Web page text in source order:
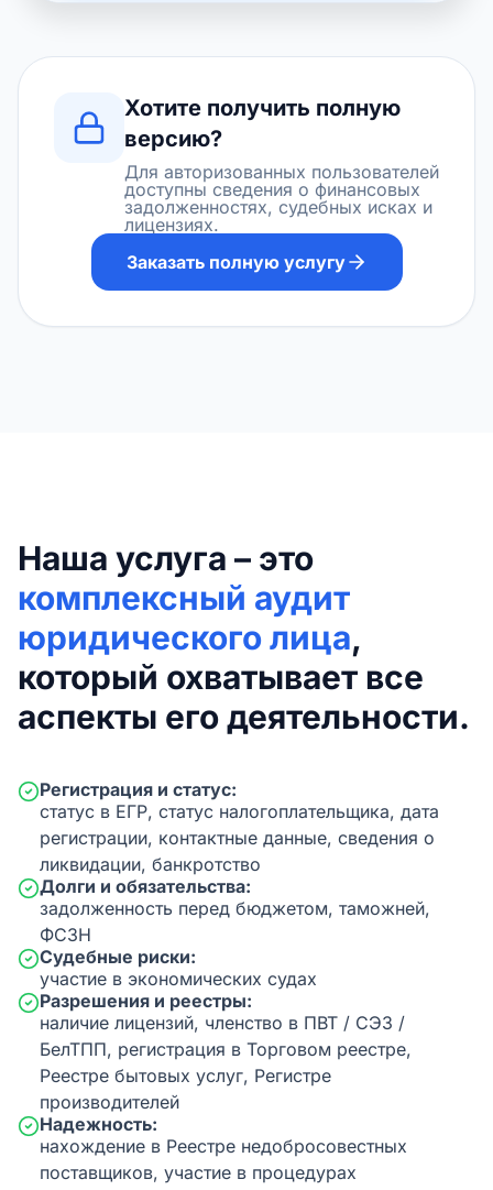
Хотите получить полную
версию?
Для авторизованных пользователей
доступны сведения о финансовых
задолженностях, судебных исках и
лицензиях.
Заказать полную услугу
Наша услуга – это
комплексный аудит
юридического лица,
который охватывает все
аспекты его деятельности.
Регистрация и статус:
статус в ЕГР, статус налогоплательщика, дата
регистрации, контактные данные, сведения о
ликвидации, банкротство
Долги и обязательства:
задолженность перед бюджетом, таможней,
ФСЗН
Судебные риски:
участие в экономических судах
Разрешения и реестры:
наличие лицензий, членство в ПВТ / СЭЗ /
БелТПП, регистрация в Торговом реестре,
Реестре бытовых услуг, Регистре
производителей
Надежность:
нахождение в Реестре недобросовестных
поставщиков, участие в процедурах